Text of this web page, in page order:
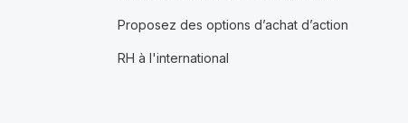
Proposez des options d’achat d’action
RH à l'international